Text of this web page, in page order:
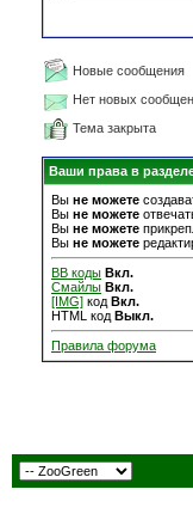
Новые сообщения
Нет новых
Тема закрыта
Ваши права в
Вы не можете
Вы не можете
Вы не можете
Вы не можете
BB коды Вкл.
Смайлы Вкл.
[IMG] код Вкл.
HTML код Выкл.
Правила форума